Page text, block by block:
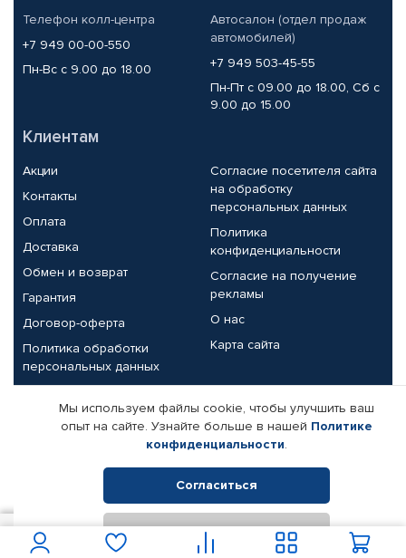
Телефон колл-центра
+7 949 00-00-550
Пн-Вс с 9.00 до 18.00
Автосалон (отдел продаж
автомобилей)
+7 949 503-45-55
Пн-Пт с 09.00 до 18.00, Сб с
9.00 до 15.00
Клиентам
Акции
Контакты
Оплата
Доставка
Обмен и возврат
Гарантия
Договор-оферта
Политика обработки
персональных данных
Согласие посетителя сайта
на обработку
персональных данных
Политика
конфиденциальности
Согласие на получение
рекламы
О нас
Карта сайта
Партнерам
Корпоративным клиентам
Поставщикам
Реквизиты компании
© КАМАЗ ЦЕНТР ДОНЕЦК, 2015-2026. Все права защищены.
Интернет-магазин автомобильных товаров Автопрофи.
Мы используем файлы cookie, чтобы улучшить ваш
опыт на сайте. Узнайте больше в нашей Политике
конфиденциальности.
Согласиться
Отклонить
В корзину